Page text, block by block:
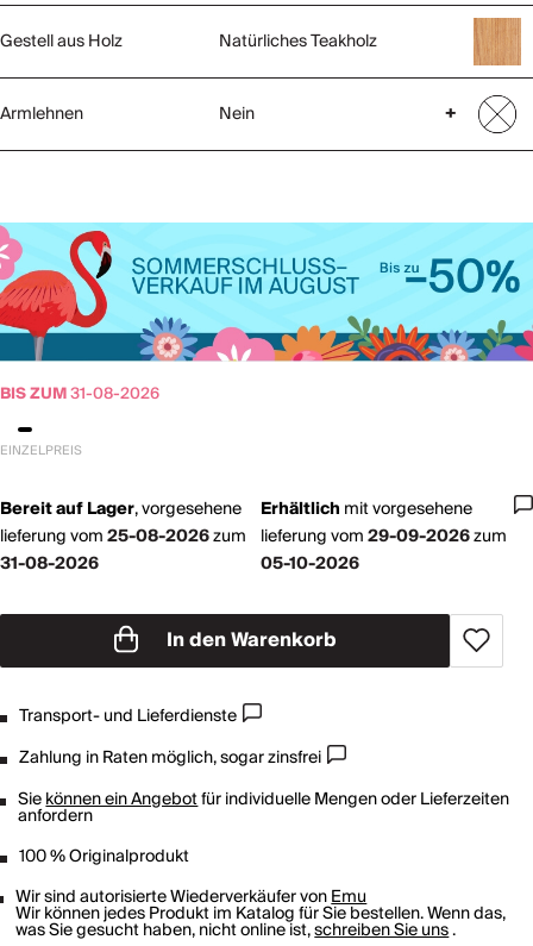
Gestell aus Holz Natürliches Teakholz
Armlehnen Nein +
BIS ZUM31-08-2026
EINZELPREIS
Bereit auf Lager,vorgesehene
lieferung vom25-08-2026zum
31-08-2026
Erhältlich mitvorgesehene
lieferung vom29-09-2026zum
05-10-2026
In den Warenkorb
Transport- und Lieferdienste
Zahlung in Raten möglich, sogar zinsfrei
Siekönnen ein Angebotfür individuelle Mengen oder Lieferzeiten
anfordern
100 % Originalprodukt
Wir sind autorisierte Wiederverkäufer vonEmu
Wir können jedes Produkt im Katalog für Sie bestellen. Wenn das,
was Sie gesucht haben, nicht online ist,schreiben Sie uns.